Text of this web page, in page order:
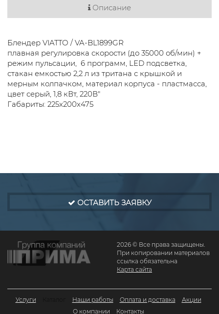
Описание
Блендер VIATTO / VA-BL1899GR
плавная регулировка скорости (до 35000 об/мин) +
режим пульсации, 6 программ, LED подсветка,
стакан емкостью 2,2 л из тритана с крышкой и
мерным колпачком, материал корпуса - пластмасса,
цвет серый, 1,8 кВт, 220В"
Габариты: 225x200x475
ОСТАВИТЬ ЗАЯВКУ
2026 © Все права защищены.
При копировании материалов
ссылка обязательна
Карта сайта
Услуги Наши работы Оплата и доставка
Акции
О компании
Контакты